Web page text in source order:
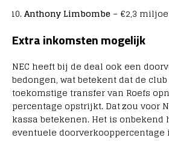
Anthony Limbombe – €2,3
Extra inkomsten mogelijk
NEC heeft bij de deal ook een
bedongen, wat betekent dat de
toekomstige transfer van Roefs
percentage opstrijkt. Dat zou voor
kassa betekenen. Het is onbekend
eventuele doorverkooppercentage